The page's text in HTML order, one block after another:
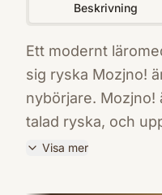
Beskrivning
Ett modernt
sig ryska Mozjno!
nybörjare. Mozjno!
talad ryska, och
samtliga mål.
Visa mer